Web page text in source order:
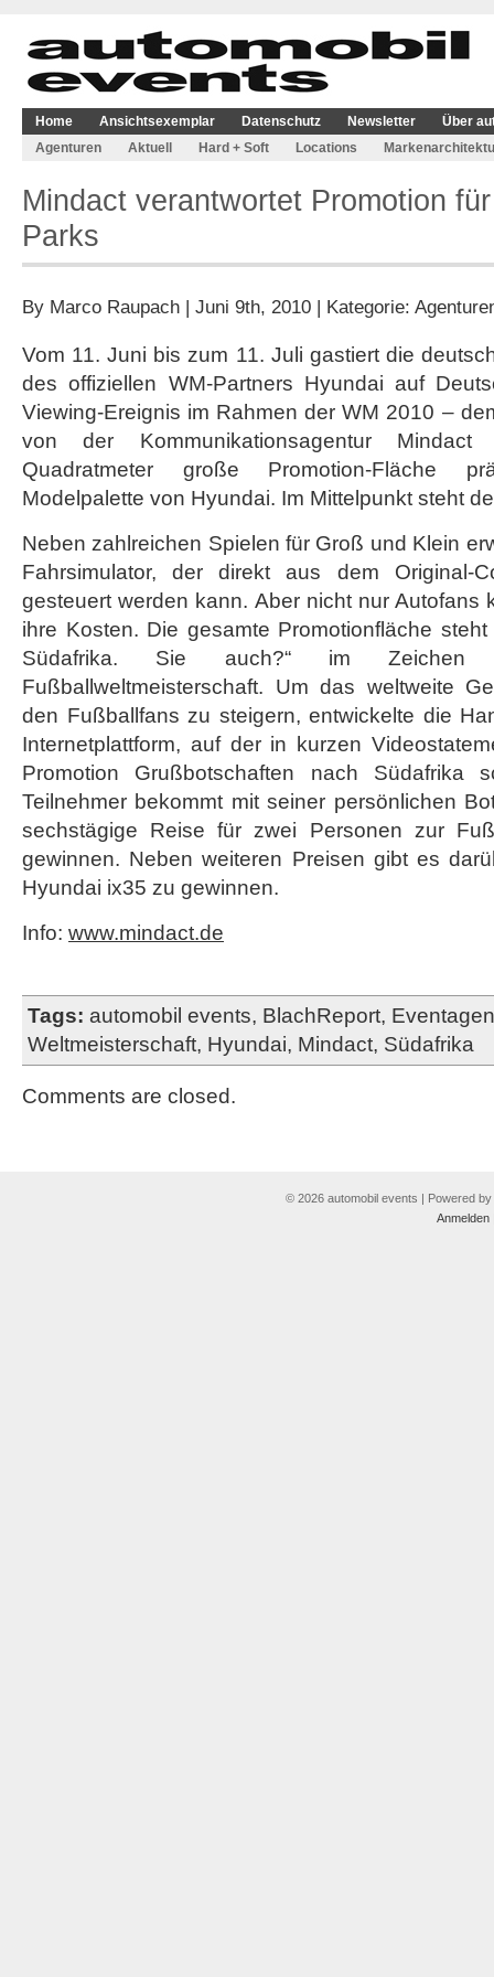
Home Ansichtsexemplar Datenschutz Newsletter
Über
Agenturen
Aktuell Hard + Soft Locations
Mindact verantwortet Promotion
Parks
By Marco Raupach | Juni 9th, 2010 | Kategorie:
Vom 11. Juni bis zum 11. Juli gastiert die
des offiziellen WM-Partners Hyundai auf
Viewing-Ereignis im Rahmen der WM 2010 –
von der Kommunikationsagentur
Quadratmeter große Promotion-Fläche
Modelpalette von Hyundai. Im Mittelpunkt steht
Neben zahlreichen Spielen für Groß und Klein
Fahrsimulator, der direkt aus dem Original-
gesteuert werden kann. Aber nicht nur Autofans
ihre Kosten. Die gesamte Promotionfläche
Südafrika. Sie auch?“ im Zeichen
Fußballweltmeisterschaft. Um das weltweite
den Fußballfans zu steigern, entwickelte die
Internetplattform, auf der in kurzen
Promotion Grußbotschaften nach Südafrika
Teilnehmer bekommt mit seiner persönlichen
sechstägige Reise für zwei Personen zur
gewinnen. Neben weiteren Preisen gibt es
Hyundai ix35 zu gewinnen.
Info: www.mindact.de
Tags: automobil events, BlachReport,
Weltmeisterschaft, Hyundai, Mindact, Südafrika
Comments are closed.
© 2026 automobil events | Powered by
Anmelden|